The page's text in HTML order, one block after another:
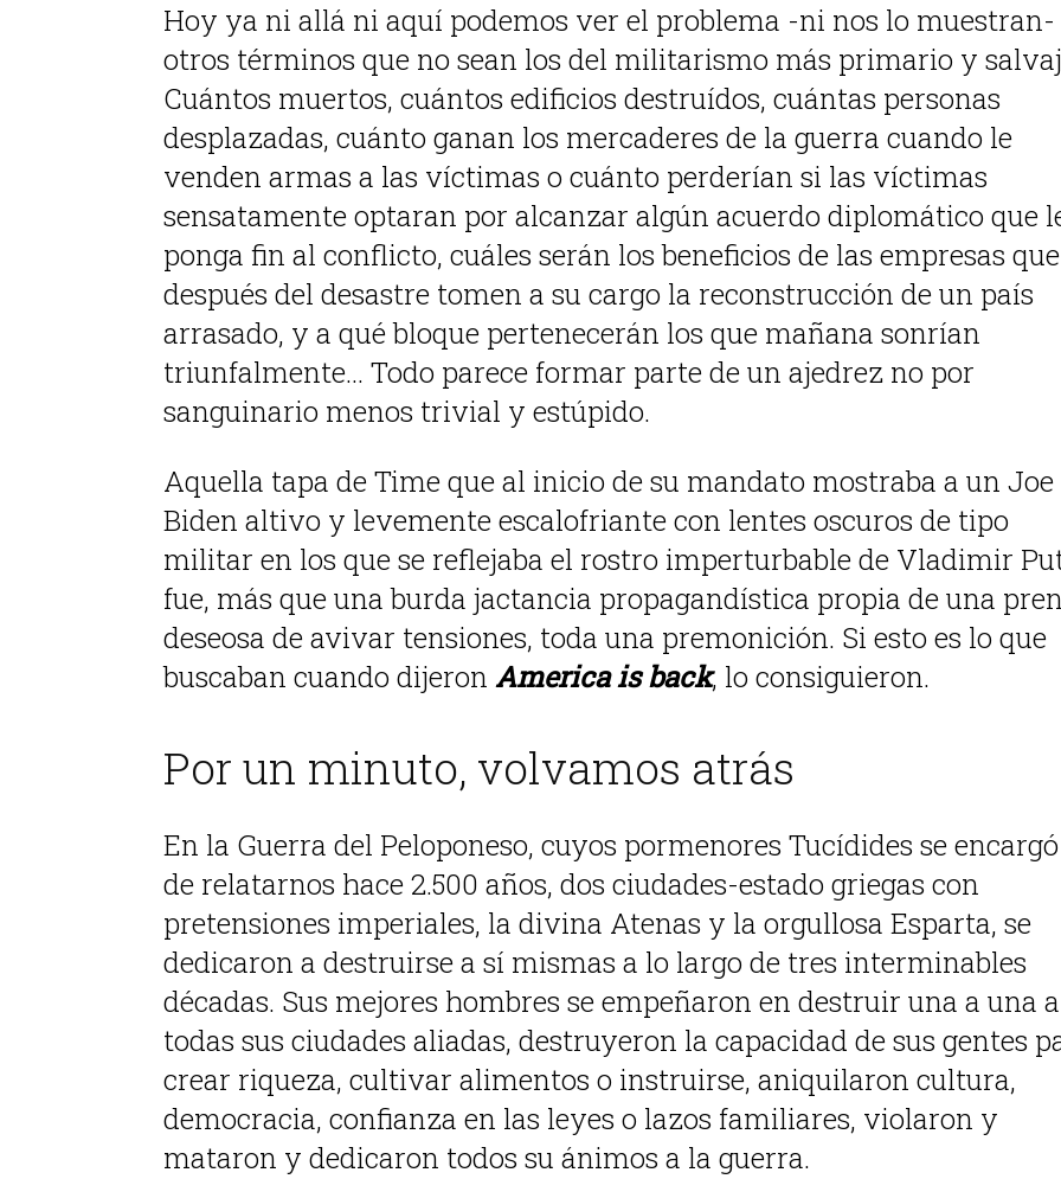
Hoy ya ni allá ni aquí podemos ver el problema -ni nos lo muestran-
otros términos que no sean los del militarismo más primario y
Cuántos muertos, cuántos edificios destruídos, cuántas personas
desplazadas, cuánto ganan los mercaderes de la guerra cuando le
venden armas a las víctimas o cuánto perderían si las víctimas
sensatamente optaran por alcanzar algún acuerdo diplomático que
ponga fin al conflicto, cuáles serán los beneficios de las empresas que
después del desastre tomen a su cargo la reconstrucción de un país
arrasado, y a qué bloque pertenecerán los que mañana sonrían
triunfalmente… Todo parece formar parte de un ajedrez no por
sanguinario menos trivial y estúpido.
Aquella tapa de Time que al inicio de su mandato mostraba a un Joe
Biden altivo y levemente escalofriante con lentes oscuros de tipo
militar en los que se reflejaba el rostro imperturbable de Vladimir
fue, más que una burda jactancia propagandística propia de una
deseosa de avivar tensiones, toda una premonición. Si esto es lo que
buscaban cuando dijeron America is back, lo consiguieron.
Por un minuto, volvamos atrás
En la Guerra del Peloponeso, cuyos pormenores Tucídides se encargó
de relatarnos hace 2.500 años, dos ciudades-estado griegas con
pretensiones imperiales, la divina Atenas y la orgullosa Esparta, se
dedicaron a destruirse a sí mismas a lo largo de tres interminables
décadas. Sus mejores hombres se empeñaron en destruir una a una a
todas sus ciudades aliadas, destruyeron la capacidad de sus gentes
crear riqueza, cultivar alimentos o instruirse, aniquilaron cultura,
democracia, confianza en las leyes o lazos familiares, violaron y
mataron y dedicaron todos su ánimos a la guerra.